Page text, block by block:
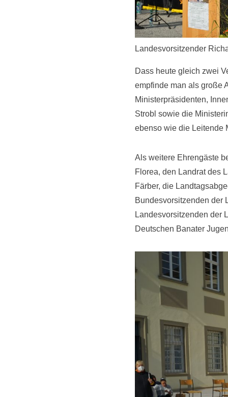
Landesvorsitzender
Dass heute gleich zwei
empfinde man als große
Ministerpräsidenten,
Strobl sowie die
ebenso wie die Leitende
Als weitere Ehrengäste
Florea, den Landrat des
Färber, die
Bundesvorsitzenden der
Landesvorsitzenden der
Deutschen Banater